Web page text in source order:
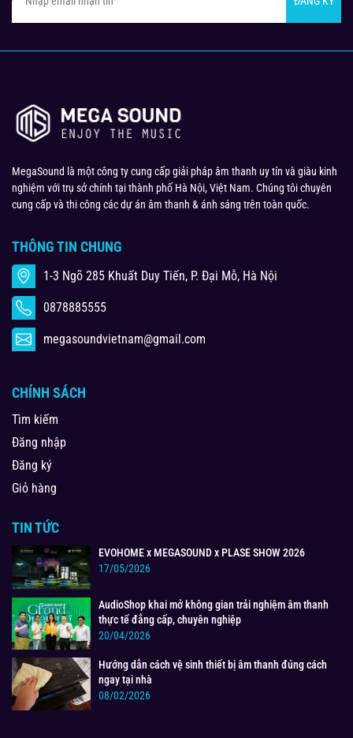
MegaSound là một công ty cung cấp giải pháp âm thanh uy tín và giàu kinh
nghiệm với trụ sở chính tại thành phố Hà Nội, Việt Nam. Chúng tôi chuyên
cung cấp và thi công các dự án âm thanh & ánh sáng trên toàn quốc.
THÔNG TIN CHUNG
1-3 Ngõ 285 Khuất Duy Tiến, P. Đại Mỗ, Hà Nội
0878885555
megasoundvietnam@gmail.com
CHÍNH SÁCH
Tìm kiếm
Đăng nhập
Đăng ký
Giỏ hàng
TIN TỨC
EVOHOME x MEGASOUND x PLASE SHOW 2026
17/05/2026
AudioShop khai mở không gian trải nghiệm âm thanh
thực tế đẳng cấp, chuyên nghiệp
20/04/2026
Hướng dẫn cách vệ sinh thiết bị âm thanh đúng cách
ngay tại nhà
08/02/2026